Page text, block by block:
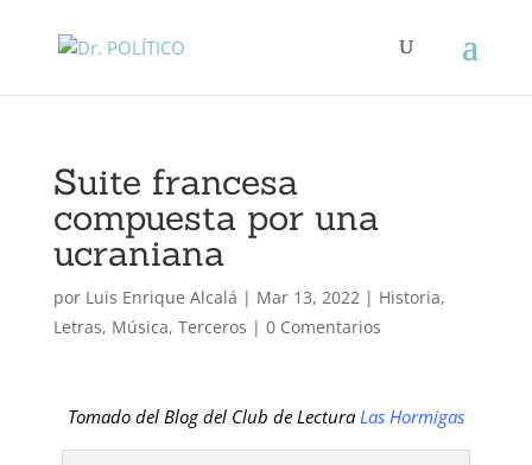
Suite francesa
compuesta por una
ucraniana
por Luis Enrique Alcalá | Mar 13, 2022| Historia,
Letras, Música, Terceros | 0 Comentarios
Tomado del Blog del Club de Lectura Las Hormigas